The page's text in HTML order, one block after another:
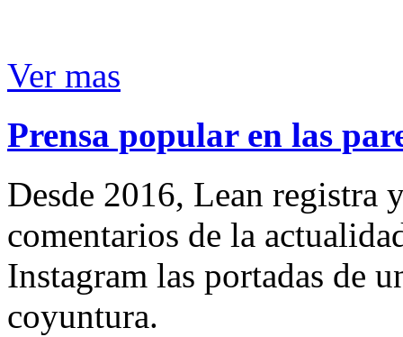
Ver mas
Prensa popular en las
Desde 2016, Lean registra
comentarios de la
Instagram las portadas de
coyuntura.